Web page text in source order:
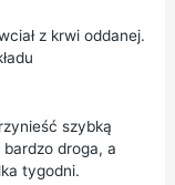
z krwi oddanej.
szybką
droga, a
tygodni.